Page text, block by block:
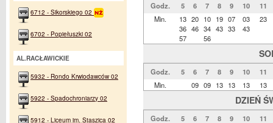
Godz. 5 6 7 8 9 10
11
Min.
13
36
57
20
46
10
34
56
19
43
07
33
03
43
23
Godz. 5 6 7 8 9 10
11
Min.
09 09 13 13 13 13
DZIEŃ
Godz. 5 6 7 8 9 10
11
6712 - Sikorskiego 02
6702 - Popiełuszki 02
AL.RACŁAWICKIE
5932 - Rondo Krwiodawców 02
5922 - Spadochroniarzy 02
5912 - Liceum im. Staszica 02